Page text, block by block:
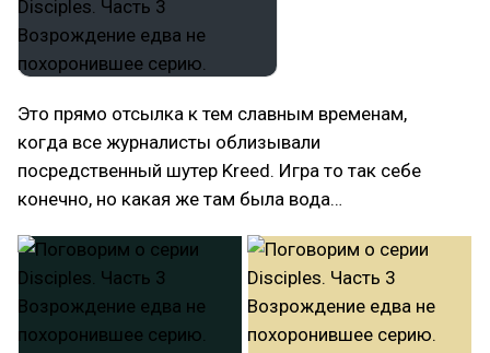
Это прямо отсылка к тем славным временам,
когда все журналисты облизывали
посредственный шутер Kreed. Игра то так себе
конечно, но какая же там была вода…